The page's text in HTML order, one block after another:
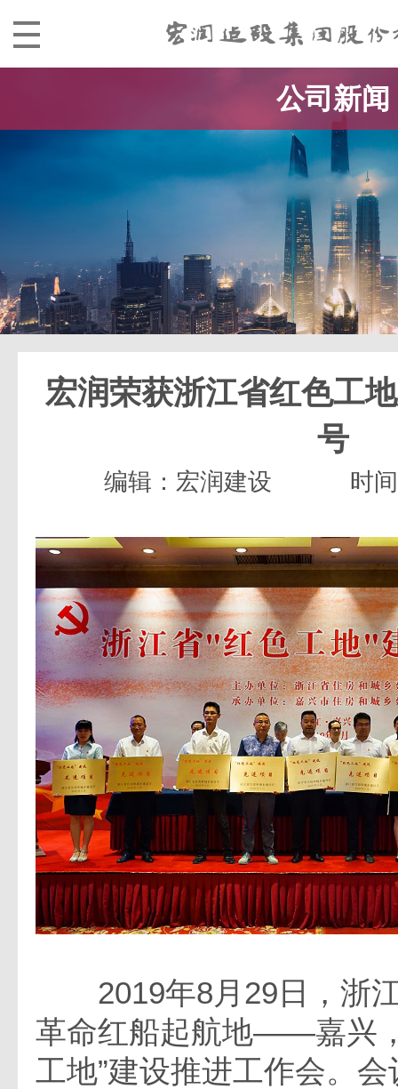
公司新闻
宏润荣获浙江省红色工
号
编辑：宏润建设 时
2019年8月29日，浙江
革命红船起航地——嘉兴
工地”建设推进工作会。